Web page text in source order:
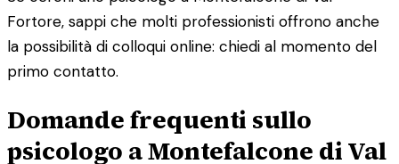
Fortore, sappi che molti professionisti offrono anche
la possibilità di colloqui online: chiedi al momento del
primo contatto.
Domande frequenti sullo
psicologo a Montefalcone di Val